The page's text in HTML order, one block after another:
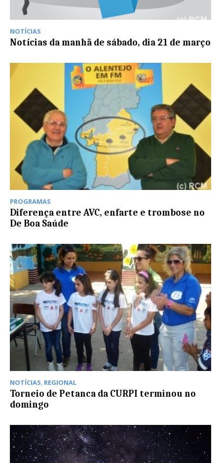
NOTÍCIAS
Notícias da manhã de sábado, dia 21 de março
PROGRAMAS
Diferença entre AVC, enfarte e trombose no
De Boa Saúde
NOTÍCIAS, REGIONAL
Torneio de Petanca da CURPI terminou no
domingo